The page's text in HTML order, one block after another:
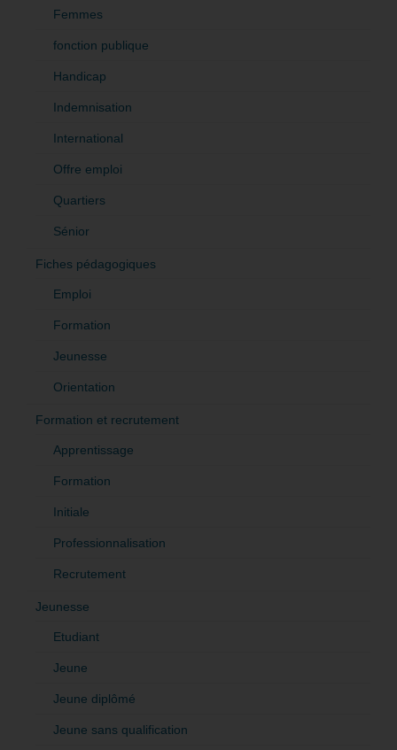
Femmes
fonction publique
Handicap
Indemnisation
International
Offre emploi
Quartiers
Sénior
Fiches pédagogiques
Emploi
Formation
Jeunesse
Orientation
Formation et recrutement
Apprentissage
Formation
Initiale
Professionnalisation
Recrutement
Jeunesse
Etudiant
Jeune
Jeune diplômé
Jeune sans qualification